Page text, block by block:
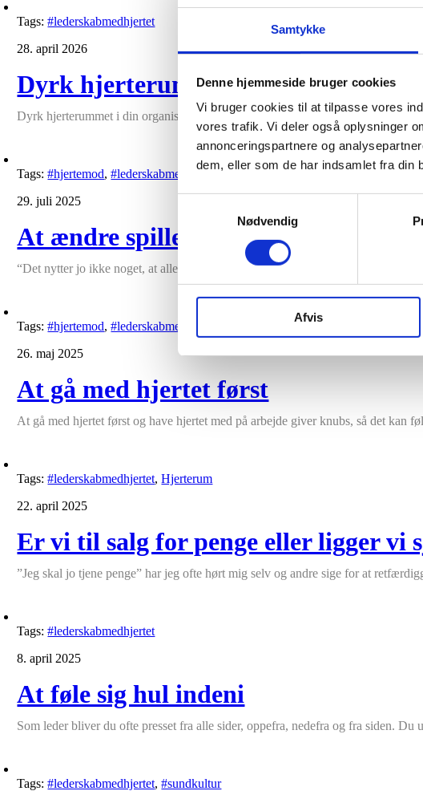
Samtykke
Denne hjemmeside bruger cookies
Vi bruger cookies til at tilpasse vores
vores trafik. Vi deler også oplysninger
annonceringspartnere og
dem, eller som de har indsamlet fra din
Nødvendig
Afvis
Tags:#lederskabmedhjertet
28. april 2026
Dyrk hjerterummet og skab
Dyrk hjerterummet i din organisation, hvis du vil skabe bæredygtige resultater.
Tags:#hjertemod,#lederskabmedhjertet, Hjerterum
29. juli 2025
At ændre spillereglerne
“Det nytter jo ikke noget, at alle ledere, som begynder at blive mere bevidste,
Tags:#hjertemod,#lederskabmedhjertet
26. maj 2025
At gå med hjertet først
At gå med hjertet først og have hjertet med på arbejde giver knubs, så det kan
Tags:#lederskabmedhjertet,Hjerterum
22. april 2025
Er vi til salg for penge eller ligger vi
”Jeg skal jo tjene penge” har jeg ofte hørt mig selv og andre sige for at
Tags:#lederskabmedhjertet
8. april 2025
At føle sig hul indeni
Som leder bliver du ofte presset fra alle sider, oppefra, nedefra og fra siden.
Tags:#lederskabmedhjertet,#sundkultur